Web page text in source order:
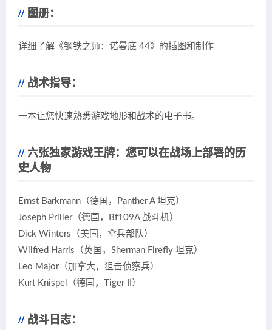
图册：
详细了解《钢铁之师：诺曼底 44》的插图和制作
战术指导：
一本让您快速熟悉游戏地形和战术的电子书。
六张独家游戏王牌：您可以在战场上部署的历
史人物
Ernst Barkmann（德国，Panther A 坦克）
Joseph Priller（德国，Bf109A 战斗机）
Dick Winters（美国，伞兵部队）
Wilfred Harris（英国，Sherman Firefly 坦克）
Leo Major（加拿大，狙击侦察兵）
Kurt Knispel（德国，Tiger II）
战斗日志：